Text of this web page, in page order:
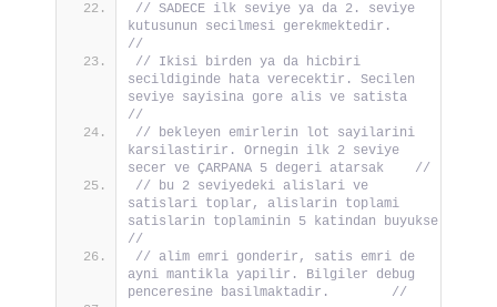
// SADECE ilk seviye ya da 2. seviye
kutusunun secilmesi gerekmektedir.
//
// Ikisi birden ya da hicbiri
secildiginde hata verecektir. Secilen
seviye sayisina gore alis ve satista
//
// bekleyen emirlerin lot sayilarini
karsilastirir. Ornegin ilk 2 seviye
secer ve ÇARPANA 5 degeri atarsak    //
// bu 2 seviyedeki alislari ve
satislari toplar, alislarin toplami
satislarin toplaminin 5 katindan buyukse
//
// alim emri gonderir, satis emri de
ayni mantikla yapilir. Bilgiler debug
penceresine basilmaktadir.        //